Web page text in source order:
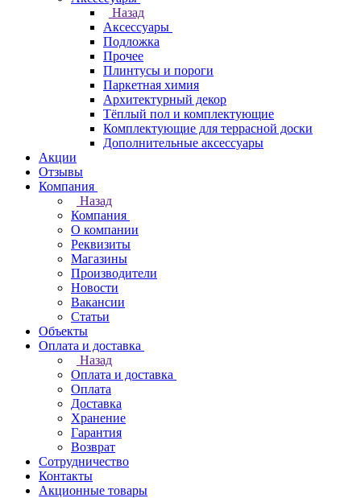
Назад
Аксессуары
Подложка
Прочее
Плинтусы и пороги
Паркетная химия
Архитектурный декор
Тёплый пол и комплектующие
Комплектующие для террасной доски
Дополнительные аксессуары
Акции
Отзывы
Компания
Назад
Компания
О компании
Реквизиты
Магазины
Производители
Новости
Вакансии
Статьи
Объекты
Оплата и доставка
Назад
Оплата и доставка
Оплата
Доставка
Хранение
Гарантия
Возврат
Сотрудничество
Контакты
Акционные товары